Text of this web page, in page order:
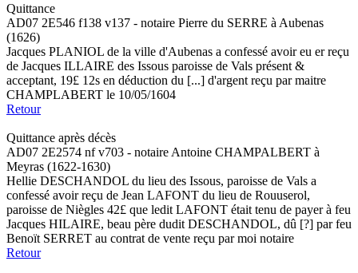
Quittance
AD07 2E546 f138 v137 - notaire Pierre du SERRE à Aubenas
(1626)
Jacques PLANIOL de la ville d'Aubenas a confessé avoir eu er reçu
de Jacques ILLAIRE des Issous paroisse de Vals présent &
acceptant, 19£ 12s en déduction du [...] d'argent reçu par maitre
CHAMPLABERT le 10/05/1604
Retour
Quittance après décès
AD07 2E2574 nf v703 - notaire Antoine CHAMPALBERT à
Meyras (1622-1630)
Hellie DESCHANDOL du lieu des Issous, paroisse de Vals a
confessé avoir reçu de Jean LAFONT du lieu de Rouuserol,
paroisse de Niègles 42£ que ledit LAFONT était tenu de payer à feu
Jacques HILAIRE, beau père dudit DESCHANDOL, dû [?] par feu
Benoït SERRET au contrat de vente reçu par moi notaire
Retour